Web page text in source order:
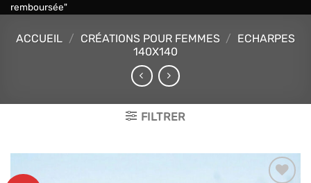
remboursée"
ACCUEIL / CRÉATIONS POUR FEMMES / ECHARPES
140X140
FILTRER